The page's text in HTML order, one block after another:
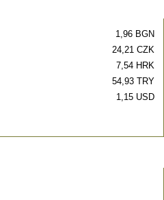
1,96 BGN
24,21 CZK
7,54 HRK
54,93 TRY
1,15 USD